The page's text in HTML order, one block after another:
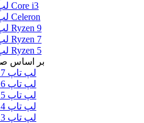
لپ تاپ Core i3
لپ تاپ Celeron
لپ تاپ Ryzen 9
لپ تاپ Ryzen 7
لپ تاپ Ryzen 5
بر اساس
لپ تاپ 17 اینچ
لپ تاپ 16 اینچ
لپ تاپ 15 اینچ
لپ تاپ 14 اینچ
لپ تاپ 13 اینچ